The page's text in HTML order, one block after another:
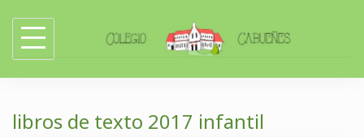
content
libros de texto 2017 infantil